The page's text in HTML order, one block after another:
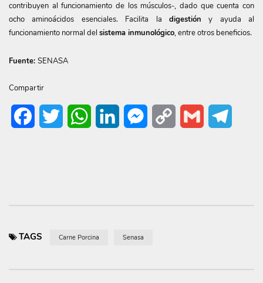
contribuyen al funcionamiento de los músculos-, dado que cuenta con
ocho aminoácidos esenciales. Facilita la digestión y ayuda al
funcionamiento normal del sistema inmunológico, entre otros beneficios.
Fuente: SENASA
Compartir
FacebookTwitter WhatsAppLinkedIn Messenger
Copy
Gmail
TAGS Carne Porcina Senasa